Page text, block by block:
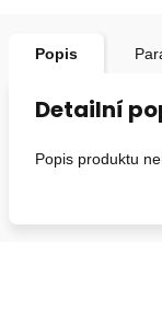
Popis
Detailní
Popis produktu